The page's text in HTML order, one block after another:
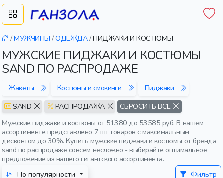
/МУЖЧИНЫ /ОДЕЖДА/ПИДЖАКИ И КОСТЮМЫ
МУЖСКИЕ ПИДЖАКИ И КОСТЮМЫ
SAND ПО РАСПРОДАЖЕ
Жакеты Костюмы и смокинги
Пиджаки
SAND
РАСПРОДАЖА
СБРОСИТЬ ВСЕ
Мужские пиджаки и костюмы от 51380 до 53585 руб. В нашем
ассортименте представлено 7 шт товаров с максимальным
дисконтом до 30%. Купить мужские пиджаки и костюмы от бренда
sand по распродаже совсем несложно - выбирайте оптимальное
предложение из нашего гигантского ассортимента.
По популярности
Фильтр